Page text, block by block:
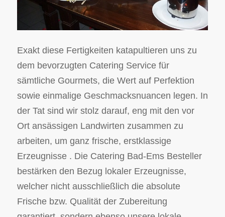
Exakt diese Fertigkeiten katapultieren uns zu
dem bevorzugten Catering Service für
sämtliche Gourmets, die Wert auf Perfektion
sowie einmalige Geschmacksnuancen legen. In
der Tat sind wir stolz darauf, eng mit den vor
Ort ansässigen Landwirten zusammen zu
arbeiten, um ganz frische, erstklassige
Erzeugnisse . Die Catering Bad-Ems Besteller
bestärken den Bezug lokaler Erzeugnisse,
welcher nicht ausschließlich die absolute
Frische bzw. Qualität der Zubereitung